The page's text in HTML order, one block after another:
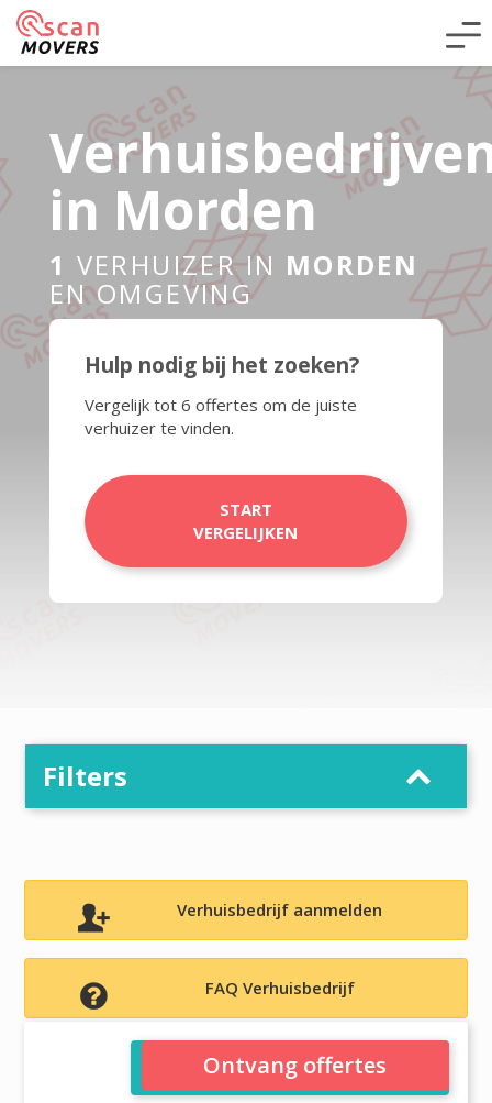
in Morden
1 VERHUIZER IN MORDEN
EN OMGEVING
Hulp nodig bij het zoeken?
Vergelijk tot 6 offertes om de juiste
verhuizer te vinden.
START
VERGELIJKEN
Filters
Verhuisbedrijf aanmelden
FAQ Verhuisbedrijf
London Express Movers
Ontvang offertes